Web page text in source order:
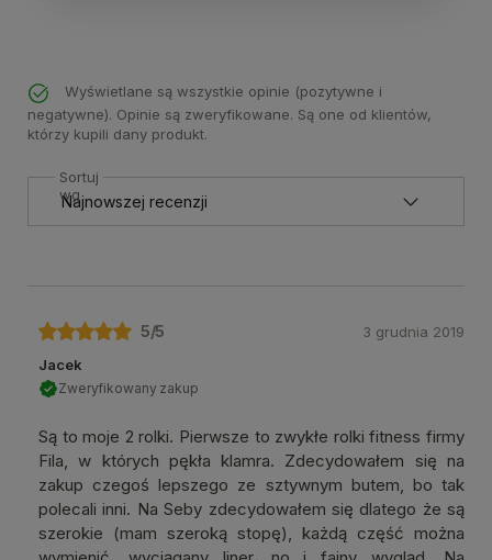
Wyświetlane są wszystkie opinie (pozytywne i
negatywne). Opinie są zweryfikowane. Są one od klientów,
którzy kupili dany produkt.
Sortuj
wg
5/5
Jacek
Zweryfikowany zakup
Są to moje 2 rolki. Pierwsze to zwykłe rolki fitness firmy
Fila, w których pękła klamra. Zdecydowałem się na
zakup czegoś lepszego ze sztywnym butem, bo tak
polecali inni. Na Seby zdecydowałem się dlatego że są
szerokie (mam szeroką stopę), każdą część można
3 grudnia 2019